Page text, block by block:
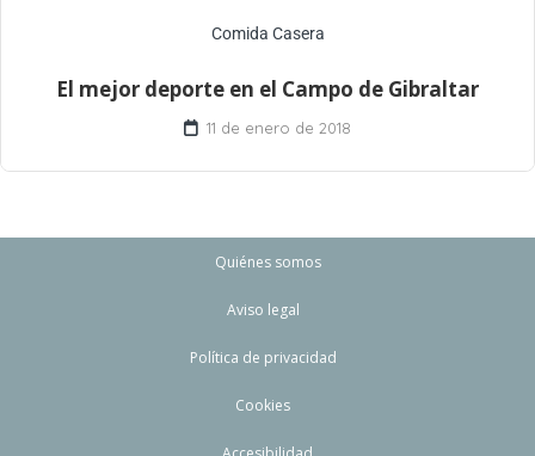
Comida Casera
El mejor deporte en el Campo de Gibraltar
11 de enero de 2018
Quiénes somos
Aviso legal
Política de privacidad
Cookies